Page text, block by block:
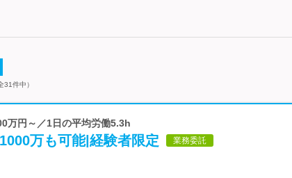
31件中）
万円～／1日の平均労働5.3h
万も可能|経験者限定 業務委託